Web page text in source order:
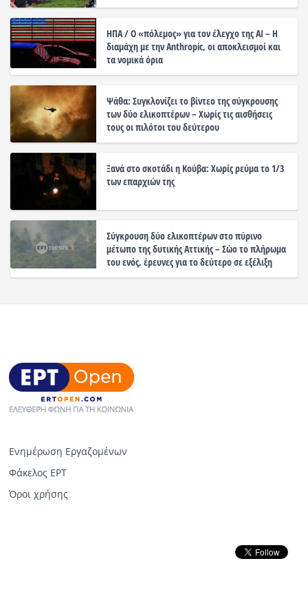
ΗΠΑ / Ο «πόλεμος» για τον έλεγχο της ΑΙ – Η
διαμάχη με την Anthropic, οι αποκλεισμοί και
τα νομικά όρια
Ψάθα: Συγκλονίζει το βίντεο της σύγκρουσης
των δύο ελικοπτέρων – Χωρίς τις αισθήσεις
τους οι πιλότοι του δεύτερου
Ξανά στο σκοτάδι η Κούβα: Χωρίς ρεύμα το 1/3
των επαρχιών της
Σύγκρουση δύο ελικοπτέρων στο πύρινο
μέτωπο της δυτικής Αττικής – Σώο το πλήρωμα
του ενός, έρευνες για το δεύτερο σε εξέλιξη
Ενημέρωση Εργαζομένων
Φάκελος ΕΡΤ
Όροι χρήσης